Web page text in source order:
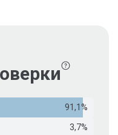
91,1%
3,7%